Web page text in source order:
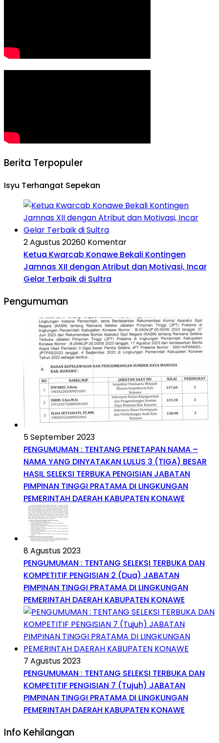
Berita Terpopuler
Isyu Terhangat Sepekan
2 Agustus 20260 Komentar
Ketua Kwarcab Konawe Bekali Kontingen
Jamnas XII dengan Atribut dan Motivasi, Incar
Gelar Terbaik di Sultra
Pengumuman
5 September 2023
PENGUMUMAN : TENTANG PENETAPAN NAMA –
NAMA YANG DINYATAKAN LULUS 3 (TIGA) BESAR
HASIL SELEKSI TERBUKA PENGISIAN JABATAN
PIMPINAN TINGGI PRATAMA DI LINGKUNGAN
PEMERINTAH DAERAH KABUPATEN KONAWE
8 Agustus 2023
PENGUMUMAN : TENTANG SELEKSI TERBUKA DAN
KOMPETITIF PENGISIAN 2 (Dua) JABATAN
PIMPINAN TINGGI PRATAMA DI LINGKUNGAN
PEMERINTAH DAERAH KABUPATEN KONAWE
7 Agustus 2023
PENGUMUMAN : TENTANG SELEKSI TERBUKA DAN
KOMPETITIF PENGISIAN 7 (Tujuh) JABATAN
PIMPINAN TINGGI PRATAMA DI LINGKUNGAN
PEMERINTAH DAERAH KABUPATEN KONAWE
Info Kehilangan